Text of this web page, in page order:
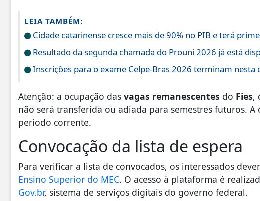
LEIA TAMBÉM:
Cidade catarinense cresce mais de 90% no PIB e terá
Resultado da segunda chamada do Prouni 2026 já está
Inscrições para o exame Celpe-Bras 2026 terminam nesta
Atenção: a ocupação das vagas remanescentes do Fies,
não será transferida ou adiada para semestres futuros.
período corrente.
Convocação da lista de espera
Para verificar a lista de convocados, os interessados
Ensino Superior do MEC. O acesso à plataforma é
Gov.br, sistema de serviços digitais do governo federal.